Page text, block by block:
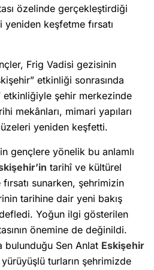
özelinde gerçekleştirdiği
keşfetme fırsatı
Frig Vadisi gezisinin
etkinliği sonrasında
etkinliğiyle şehir merkezinde
mekânları, mimari yapıları
yeniden keşfetti.
gençlere yönelik bu anlamlı
tarihî ve kültürel
sunarken, şehrimizin
tarihine dair yeni bakış
Yoğun ilgi gösterilen
önemine de değinildi.
bulunduğu Sen Anlat Eskişehir
turların şehrimizde